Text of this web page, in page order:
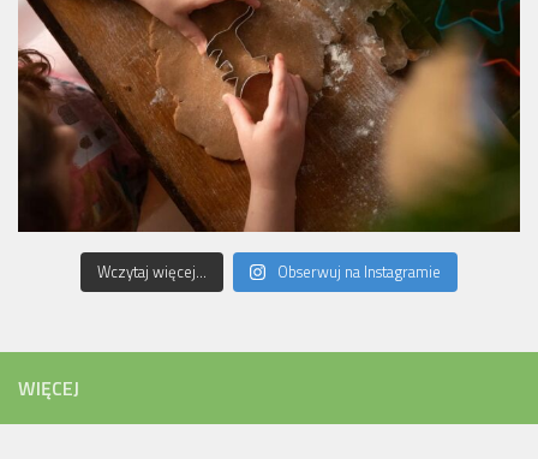
Wczytaj więcej... Obserwuj na Instagramie
WIĘCEJ